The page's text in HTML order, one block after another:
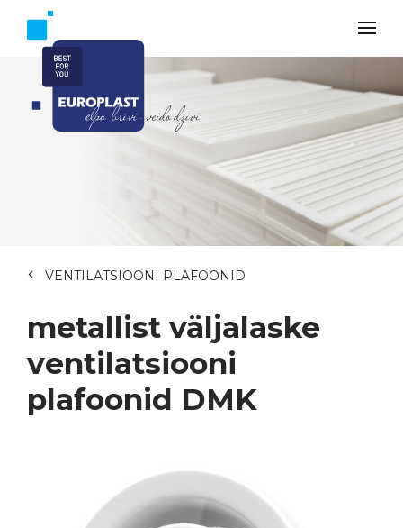
VENTILATSIOONI PLAFOONID
metallist väljalaske
ventilatsiooni
plafoonid DMK